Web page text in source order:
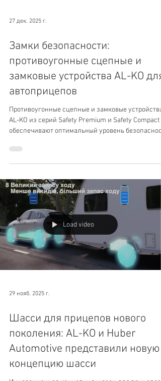
Замки безопасности:
противоугонные сцепные и
замковые устройства AL-KO для
автоприцепов
AL-KO из серий Safety Premium и Safety Compact
обеспечивают оптимальный уровень
Load video
Шасси для прицепов нового
поколения: AL-KO и Huber